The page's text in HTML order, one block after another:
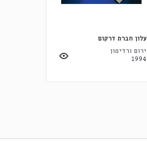
עלון חברת דרקום
ירום ורדימון
1994